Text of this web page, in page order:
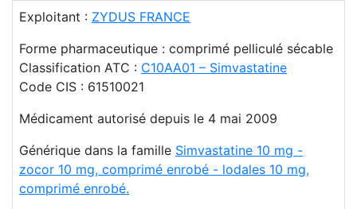
Exploitant : ZYDUS FRANCE
Forme pharmaceutique : comprimé pelliculé sécable
Classification ATC : C10AA01 – Simvastatine
Code CIS : 61510021
Médicament autorisé depuis le 4 mai 2009
Générique dans la famille Simvastatine 10 mg -
zocor 10 mg, comprimé enrobé - lodales 10 mg,
comprimé enrobé.